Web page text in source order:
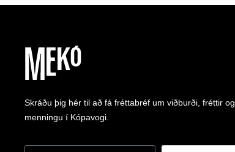
Skráðu þig hér til að fá fréttabréf um viðburði, fréttir og
menningu í Kópavogi.